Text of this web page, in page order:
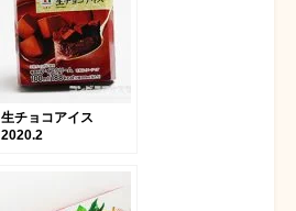
生チョコアイス
2020.2